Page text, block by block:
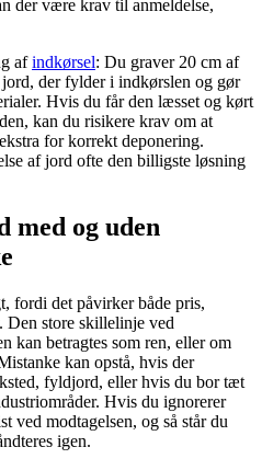
der være krav til anmeldelse,
afindkørsel: Du graver 20 cm af
der fylder i indkørslen og gør
Hvis du får den læsset og kørt
kan du risikere krav om at
for korrekt deponering.
af jord ofte den billigste løsning
med og uden
fordi det påvirker både pris,
Den store skillelinje ved
kan betragtes som ren, eller om
kan opstå, hvis der
fyldjord, eller hvis du bor tæt
Hvis du ignorerer
ved modtagelsen, og så står du
igen.